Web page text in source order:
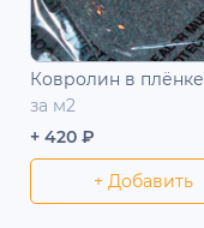
Ковролин в плёнке
за м2
+ 420 ₽
+ Добавить